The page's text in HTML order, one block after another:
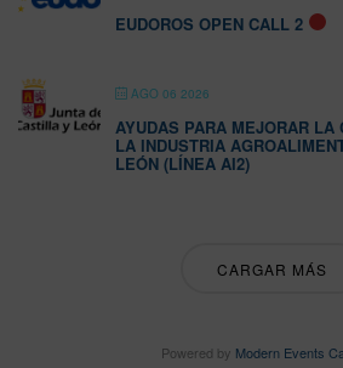
EUDOROS OPEN CALL 2
AGO 06 2026
AYUDAS PARA MEJORAR LA
LA INDUSTRIA
LEÓN (LÍNEA AI2)
CARGAR MÁS
Powered by Modern Events